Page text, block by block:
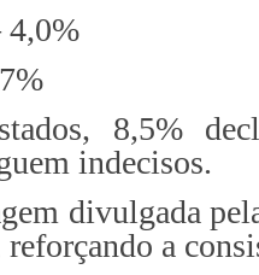
4,0%
8,5%
indecisos.
divulgada
a